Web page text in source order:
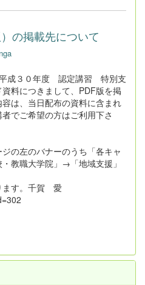
の掲載先について
平成３０年度 認定講習 特別支
料につきまして、PDF版を掲
は、当日配布の資料に含まれ
でご希望の方はご利用下さ
の左のバナーのうち「各キャ
教職大学院」→「地域支援」
ます。千賀 愛